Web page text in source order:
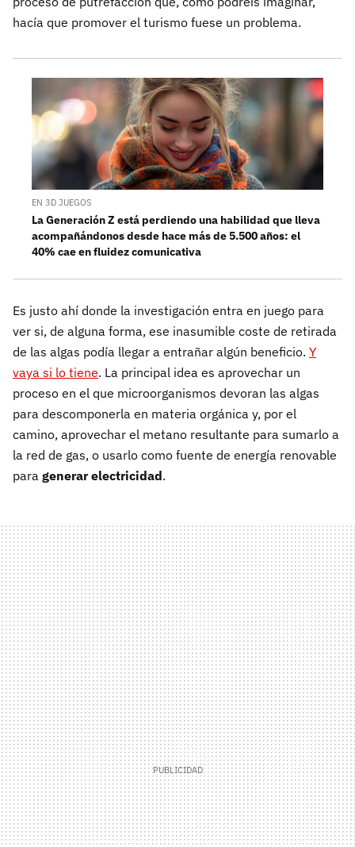
hacía que promover el turismo fuese un problema.
EN 3D JUEGOS
La Generación Z está perdiendo una habilidad que lleva
acompañándonos desde hace más de 5.500 años: el
40% cae en fluidez comunicativa
Es justo ahí donde la investigación entra en juego para
ver si, de alguna forma, ese inasumible coste de retirada
de las algas podía llegar a entrañar algún beneficio. Y
vaya si lo tiene. La principal idea es aprovechar un
proceso en el que microorganismos devoran las algas
para descomponerla en materia orgánica y, por el
camino, aprovechar el metano resultante para sumarlo a
la red de gas, o usarlo como fuente de energía renovable
para generar electricidad.